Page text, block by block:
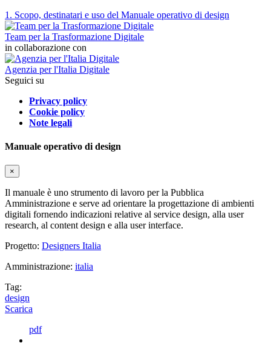
1. Scopo, destinatari e uso del Manuale operativo di design
Team per la Trasformazione Digitale
in collaborazione con
Agenzia per l'Italia Digitale
Seguici su
Privacy policy
Cookie policy
Note legali
Manuale operativo di design
×
Il manuale è uno strumento di lavoro per la Pubblica
Amministrazione e serve ad orientare la progettazione di ambienti
digitali fornendo indicazioni relative al service design, alla user
research, al content design e alla user interface.
Progetto: Designers Italia
Amministrazione: italia
Tag:
design
Scarica
pdf